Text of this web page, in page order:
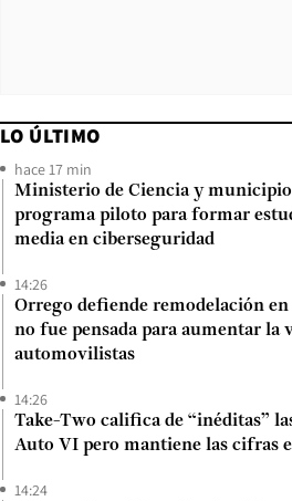
LO ÚLTIMO
hace 17 min
Ministerio de Ciencia y
programa piloto para formar
media en ciberseguridad
14:26
Orrego defiende remodelación
no fue pensada para aumentar la
automovilistas
14:26
Take-Two califica de “inéditas”
Auto VI pero mantiene las cifras
14:24